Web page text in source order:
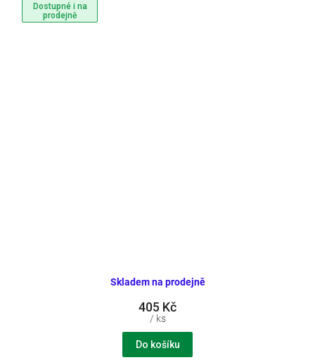
Dostupné i na
prodejně
Skladem na prodejně
405 Kč
/ ks
Do košíku